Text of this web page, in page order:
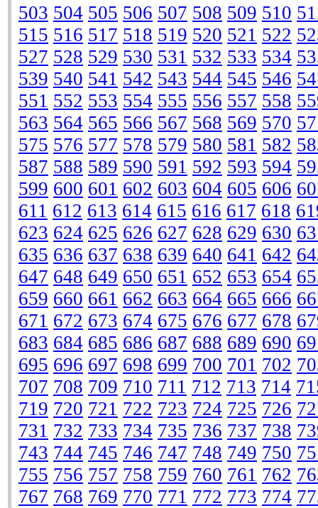
503 504 505 506 507 508 509 510
515 516 517 518 519 520 521 522
527 528 529 530 531 532 533 534
539 540 541 542 543 544 545 546
551 552 553 554 555 556 557 558
563 564 565 566 567 568 569 570
575 576 577 578 579 580 581 582
587 588 589 590 591 592 593 594
599 600 601 602 603 604 605 606
611 612 613 614 615 616 617 618
623 624 625 626 627 628 629 630
635 636 637 638 639 640 641 642
647 648 649 650 651 652 653 654
659 660 661 662 663 664 665 666
671 672 673 674 675 676 677 678
683 684 685 686 687 688 689 690
695 696 697 698 699 700 701 702
707 708 709 710 711 712 713 714
719 720 721 722 723 724 725 726
731 732 733 734 735 736 737 738
743 744 745 746 747 748 749 750
755 756 757 758 759 760 761 762
767 768 769 770 771 772 773 774